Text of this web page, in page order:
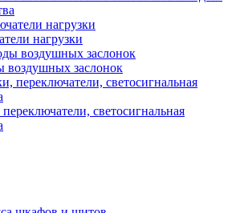
нагрузки
воздушных заслонок
светосигнальная